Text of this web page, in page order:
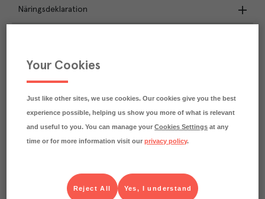
Näringsdeklaration
Varje kilo av varan påverkar klimatet motsvarande
Your Cookies
Just like other sites, we use cookies. Our cookies give you the best
experience possible, helping us show you more of what is relevant
and useful to you. You can manage yourCookies Settings at any
time or for more information visit ourprivacy policy.
Yes, I understand
Reject All